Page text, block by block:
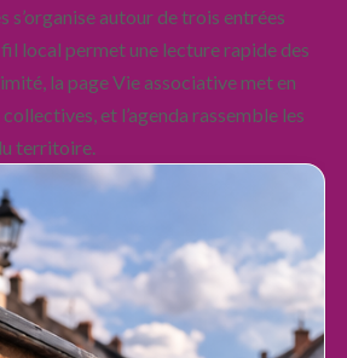
s’organise autour de trois entrées
local permet une lecture rapide des
la page Vie associative met en
et l’agenda rassemble les
territoire.